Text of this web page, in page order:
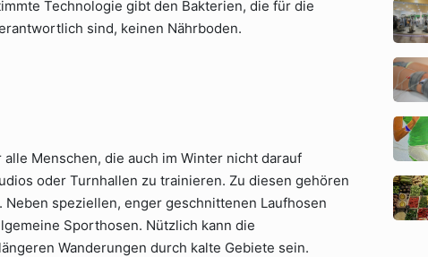
Technologie gibt den Bakterien, die für die
sind, keinen Nährboden.
Menschen, die auch im Winter nicht darauf
oder Turnhallen zu trainieren. Zu diesen gehören
speziellen, enger geschnittenen Laufhosen
Sporthosen. Nützlich kann die
Wanderungen durch kalte Gebiete sein.